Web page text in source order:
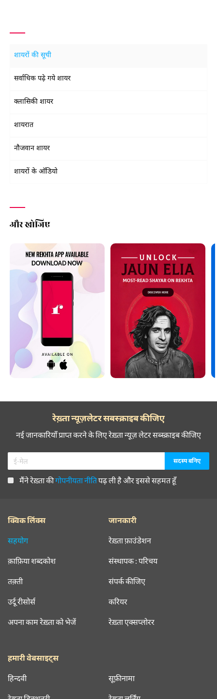
शायरों की सूची
सर्वाधिक पढ़े गये शायर
क्लासिकी शायर
शायरात
नौजवान शायर
शायरों के ऑडियो
और खोजिए
रेख़्ता न्यूज़लेटर सबस्क्राइब कीजिए
नई जानकारियाँ प्राप्त करने के लिए रेख़्ता न्यूज़ लेटर सब्स्क्राइब कीजिए
मैंने रेख़्ता कीगोपनीयता नीतिपढ़ ली है और इससे सहमत हूँ
क्विक लिंक्स
सहयोग
क़ाफ़िया शब्दकोश
तक़्ती
उर्दू रीसोर्स
अपना काम रेख़्ता को भेजें
जानकारी
रेख़्ता फ़ाउंडेशन
संस्थापक : परिचय
संपर्क कीजिए
करियर
रेख़्ता एक्सप्लोरर
हमारी वेबसाइट्स
हिन्दवी सूफ़ीनामा